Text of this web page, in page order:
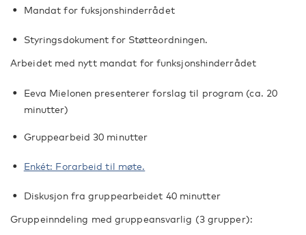
Mandat for fuksjonshinderrådet
Styringsdokument for Støtteordningen.
Arbeidet med nytt mandat for funksjonshinderrådet
Eeva Mielonen presenterer forslag til program (ca. 20
minutter)
Gruppearbeid 30 minutter
Enkét: Forarbeid til møte.
Diskusjon fra gruppearbeidet 40 minutter
Gruppeinndeling med gruppeansvarlig (3 grupper):